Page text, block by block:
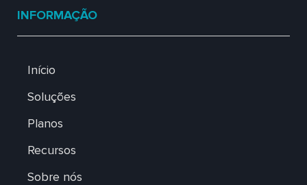
INFORMAÇÃO
Início
Soluções
Planos
Recursos
Sobre nós